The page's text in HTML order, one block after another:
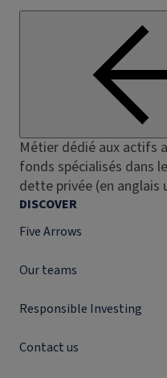
Métier dédié aux actifs
fonds spécialisés dans
dette privée (en anglais
DISCOVER
Five Arrows
Our teams
Responsible Investing
Contact us